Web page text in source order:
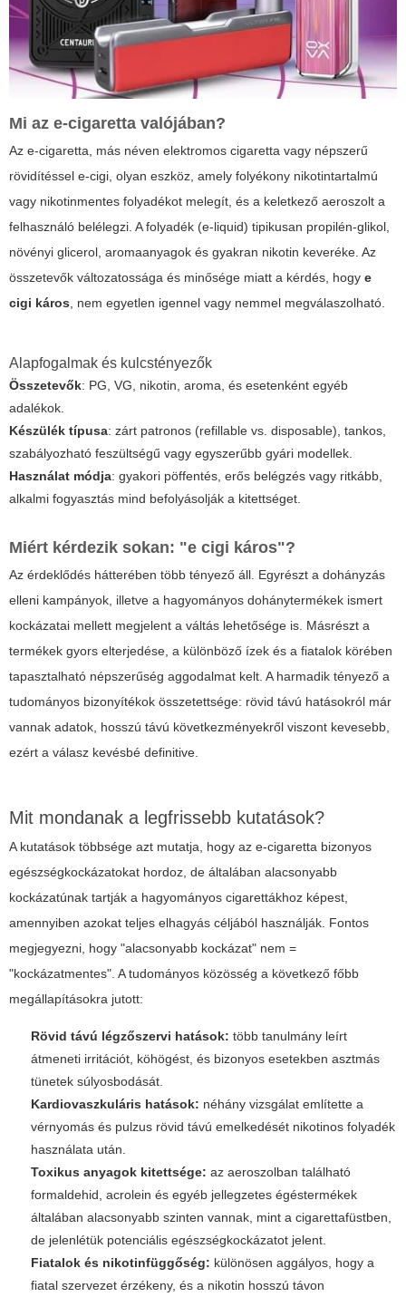
Mi az e-cigaretta valójában?
Az e-cigaretta, más néven elektromos cigaretta vagy népszerű
rövidítéssel e-cigi, olyan eszköz, amely folyékony nikotintartalmú
vagy nikotinmentes folyadékot melegít, és a keletkező aeroszolt a
felhasználó belélegzi. A folyadék (e-liquid) tipikusan propilén-glikol,
növényi glicerol, aromaanyagok és gyakran nikotin keveréke. Az
összetevők változatossága és minősége miatt a kérdés, hogy e
cigi káros, nem egyetlen igennel vagy nemmel megválaszolható.
Alapfogalmak és kulcstényezők
Összetevők: PG, VG, nikotin, aroma, és esetenként egyéb
adalékok.
Készülék típusa: zárt patronos (refillable vs. disposable), tankos,
szabályozható feszültségű vagy egyszerűbb gyári modellek.
Használat módja: gyakori pöffentés, erős belégzés vagy ritkább,
alkalmi fogyasztás mind befolyásolják a kitettséget.
Miért kérdezik sokan: "e cigi káros"?
Az érdeklődés hátterében több tényező áll. Egyrészt a dohányzás
elleni kampányok, illetve a hagyományos dohánytermékek ismert
kockázatai mellett megjelent a váltás lehetősége is. Másrészt a
termékek gyors elterjedése, a különböző ízek és a fiatalok körében
tapasztalható népszerűség aggodalmat kelt. A harmadik tényező a
tudományos bizonyítékok összetettsége: rövid távú hatásokról már
vannak adatok, hosszú távú következményekről viszont kevesebb,
ezért a válasz kevésbé definitive.
Mit mondanak a legfrissebb kutatások?
A kutatások többsége azt mutatja, hogy az e-cigaretta bizonyos
egészségkockázatokat hordoz, de általában alacsonyabb
kockázatúnak tartják a hagyományos cigarettákhoz képest,
amennyiben azokat teljes elhagyás céljából használják. Fontos
megjegyezni, hogy "alacsonyabb kockázat" nem =
"kockázatmentes". A tudományos közösség a következő főbb
megállapításokra jutott:
Rövid távú légzőszervi hatások: több tanulmány leírt
átmeneti irritációt, köhögést, és bizonyos esetekben asztmás
tünetek súlyosbodását.
Kardiovaszkuláris hatások: néhány vizsgálat említette a
vérnyomás és pulzus rövid távú emelkedését nikotinos folyadék
használata után.
Toxikus anyagok kitettsége: az aeroszolban található
formaldehid, acrolein és egyéb jellegzetes égéstermékek
általában alacsonyabb szinten vannak, mint a cigarettafüstben,
de jelenlétük potenciális egészségkockázatot jelent.
Fiatalok és nikotinfüggőség: különösen aggályos, hogy a
fiatal szervezet érzékeny, és a nikotin hosszú távon